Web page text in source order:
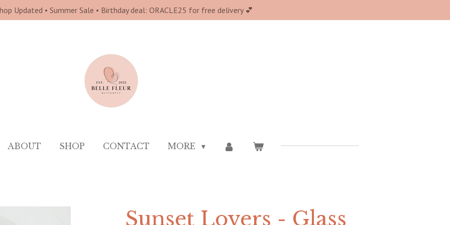
Updated • Summer Sale • Birthday deal: ORACLE25 for free delivery 💕
ABOUT SHOP CONTACT MORE
Sunset Lovers - Glass